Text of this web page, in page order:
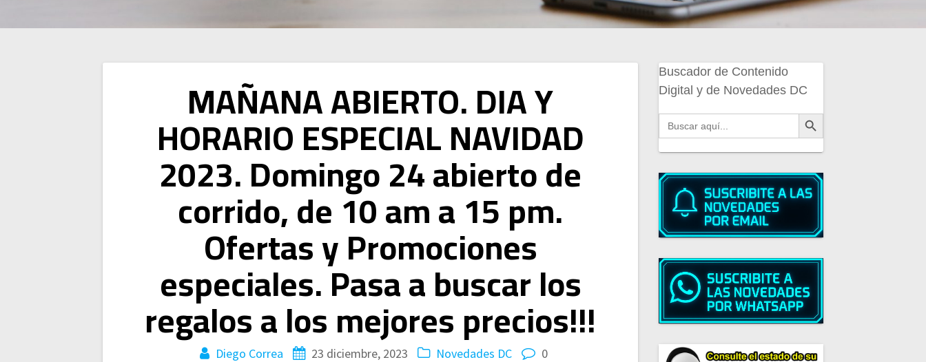
MAÑANA ABIERTO. DIA Y
HORARIO ESPECIAL NAVIDAD
2023. Domingo 24 abierto de
corrido, de 10 am a 15 pm.
Ofertas y Promociones
especiales. Pasa a buscar los
regalos a los mejores precios!!!
Diego Correa 23 diciembre, 2023 Novedades DC 0
Navegación
entradas
Buscador de Contenido
Digital y de Novedades DC
Buscar: Botón de búsqueda